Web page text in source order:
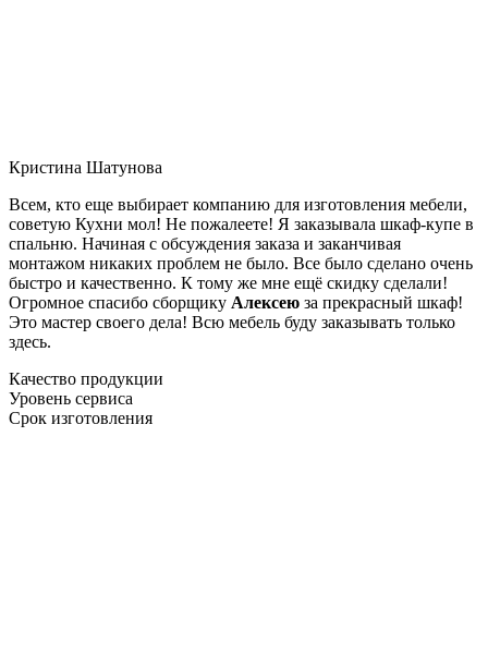
Кристина Шатунова
Всем, кто еще выбирает компанию для изготовления мебели,
советую Кухни мол! Не пожалеете! Я заказывала шкаф-купе в
спальню. Начиная с обсуждения заказа и заканчивая
монтажом никаких проблем не было. Все было сделано очень
быстро и качественно. К тому же мне ещё скидку сделали!
Огромное спасибо сборщику Алексею за прекрасный шкаф!
Это мастер своего дела! Всю мебель буду заказывать только
здесь.
Качество продукции
Уровень сервиса
Срок изготовления